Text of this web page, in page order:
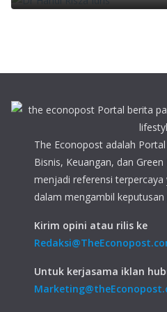
The Econopost adalah
Bisnis, Keuangan, dan
menjadi referensi
dalam mengambil keputusan
Kirim opini atau rilis ke
Untuk kerjasama iklan